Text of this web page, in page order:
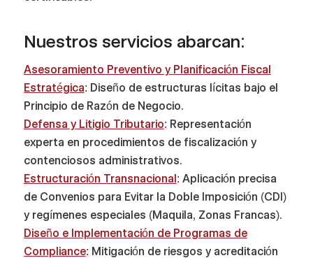
Nuestros servicios abarcan:
Asesoramiento Preventivo y Planificación Fiscal
Estratégica: Diseño de estructuras lícitas bajo el
Principio de Razón de Negocio.
Defensa y Litigio Tributario: Representación
experta en procedimientos de fiscalización y
contenciosos administrativos.
Estructuración Transnacional: Aplicación precisa
de Convenios para Evitar la Doble Imposición (CDI)
y regímenes especiales (Maquila, Zonas Francas).
Diseño e Implementación de Programas de
Compliance: Mitigación de riesgos y acreditación